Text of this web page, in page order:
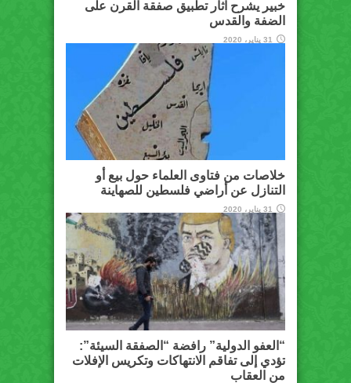
خبير يشرح آثار تطبيق صفقة القرن على
الضفة والقدس
31 يناير، 2020
خلاصات من فتاوى العلماء حول بيع أو
التنازل عن أراضي فلسطين للصهاينة
31 يناير، 2020
“العفو الدولية” رافضة “الصفقة السيئة”:
تؤدي إلى تفاقم الانتهاكات وتكريس الإفلات
من العقاب